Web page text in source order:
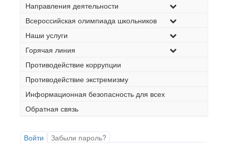
Направления деятельности
Всероссийская олимпиада школьников
Наши услуги
Горячая линия
Противодействие коррупции
Противодействие экстремизму
Информационная безопасность для всех
Обратная связь
Войти
Забыли пароль?